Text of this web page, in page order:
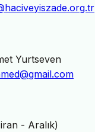
Yurtseven
- Aralık)